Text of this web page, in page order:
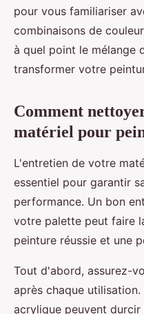
pour vous familiariser
combinaisons de
à quel point le mélange
transformer votre
Comment
matériel pour
L'entretien de votre
essentiel pour garantir
performance. Un bon
votre palette peut faire
peinture réussie et une
Tout d'abord, assurez-
après chaque
acrylique peuvent